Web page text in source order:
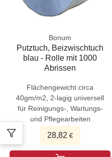
Bonum
Putztuch, Beizwischtuch
blau - Rolle mit 1000
Abrissen
Flächengewicht circa
40gm/m2, 2-lagig universell
für Reinigungs-, Wartungs-
und Pflegearbeiten
28,82 €